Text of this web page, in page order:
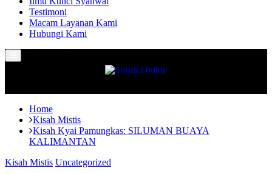
Testimoni
Macam Layanan Kami
Hubungi Kami
Menu
Home
Kisah Mistis
Kisah Kyai Pamungkas: SILUMAN BUAYA
KALIMANTAN
Kisah Mistis Uncategorized